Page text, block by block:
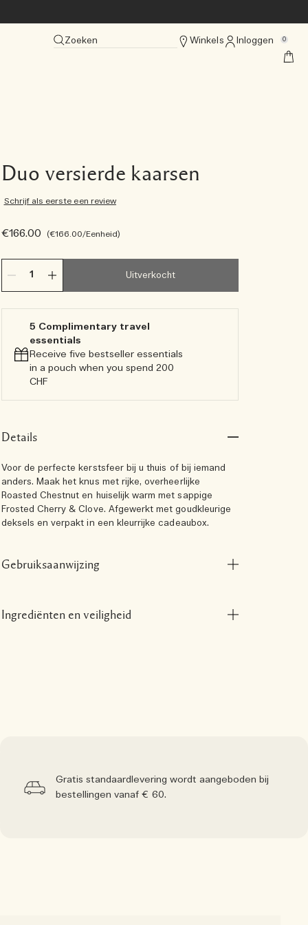
Zoeken Winkels Inloggen 0
Duo versierde kaarsen
Schrijf als eerste een review
€166.00 €166.00/Eenheid
Uitverkocht
5 Complimentary travel
essentials​
Receive five bestseller essentials
in a pouch when you spend 200
CHF
Details
Voor de perfecte kerstsfeer bij u thuis of bij iemand
anders. Maak het knus met rijke, overheerlijke
Roasted Chestnut en huiselijk warm met sappige
Frosted Cherry & Clove. Afgewerkt met goudkleurige
deksels en verpakt in een kleurrijke cadeaubox.
Gebruiksaanwijzing
Ingrediënten en veiligheid
Gratis standaardlevering wordt aangeboden bij
bestellingen vanaf € 60.